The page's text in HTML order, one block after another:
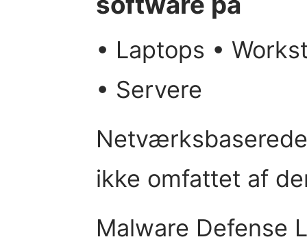
• Laptops •
• Servere
ikke omfattet af
Malware Defense